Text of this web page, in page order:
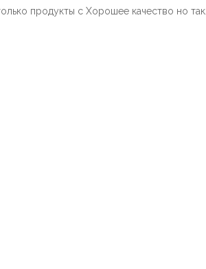
продукты с Хорошее качество но